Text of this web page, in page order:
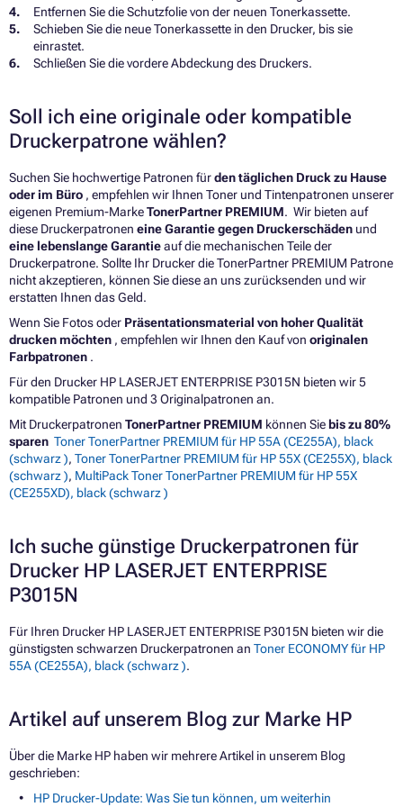
Entfernen Sie die Schutzfolie von der neuen Tonerkassette.
Schieben Sie die neue Tonerkassette in den Drucker, bis sie
einrastet.
Schließen Sie die vordere Abdeckung des Druckers.
Soll ich eine originale oder kompatible
Druckerpatrone wählen?
Suchen Sie hochwertige Patronen fürden täglichen Druck zu Hause
oder im Büro , empfehlen wir Ihnen Toner und Tintenpatronen unserer
eigenen Premium-MarkeTonerPartner PREMIUM. Wir bieten auf
diese Druckerpatronen eine Garantie gegen Druckerschäden und
eine lebenslange Garantieauf die mechanischen Teile der
Druckerpatrone. Sollte Ihr Drucker die TonerPartner PREMIUM Patrone
nicht akzeptieren, können Sie diese an uns zurücksenden und wir
erstatten Ihnen das Geld.
Wenn Sie Fotos oder Präsentationsmaterial von hoher Qualität
drucken möchten , empfehlen wir Ihnen den Kauf von originalen
Farbpatronen .
Für den Drucker HP LASERJET ENTERPRISE P3015N bieten wir 5
kompatible Patronen und 3 Originalpatronen an.
Mit Druckerpatronen TonerPartner PREMIUM können Sie bis zu 80%
sparen Toner TonerPartner PREMIUM für HP 55A (CE255A), black
(schwarz ), Toner TonerPartner PREMIUM für HP 55X (CE255X), black
(schwarz ), MultiPack Toner TonerPartner PREMIUM für HP 55X
(CE255XD), black (schwarz )
Ich suche günstige Druckerpatronen für
Drucker HP LASERJET ENTERPRISE
P3015N
Für Ihren Drucker HP LASERJET ENTERPRISE P3015N bieten wir die
günstigsten schwarzen Druckerpatronen an Toner ECONOMY für HP
55A (CE255A), black (schwarz ).
Artikel auf unserem Blog zur Marke HP
Über die Marke HP haben wir mehrere Artikel in unserem Blog
geschrieben:
HP Drucker-Update: Was Sie tun können, um weiterhin